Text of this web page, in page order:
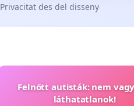
Privacitat des del disseny
Felnőtt autisták: nem
láthatatlanok!